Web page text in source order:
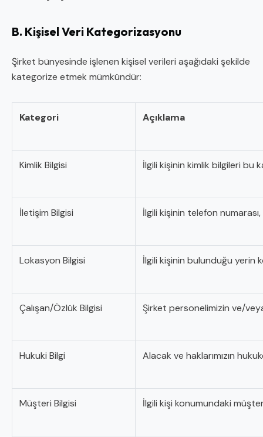
B. Kişisel Veri Kategorizasyonu
Şirket bünyesinde işlenen kişisel verileri aşağıdaki şekilde
kategorize etmek mümkündür:
Kategori Açıklama
Kimlik Bilgisi İlgili kişinin kimlik bilgileri bu
İletişim Bilgisi İlgili kişinin telefon
Lokasyon Bilgisi İlgili kişinin bulunduğu yerin
Çalışan/Özlük Bilgisi Şirket personelimizin ve/
Hukuki Bilgi Alacak ve haklarımızın
Müşteri Bilgisi İlgili kişi konumundaki